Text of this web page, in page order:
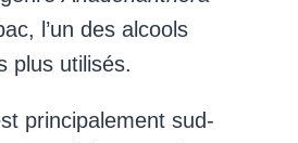
l’un des alcools
plus utilisés.
principalement sud-